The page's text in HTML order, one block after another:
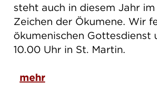
steht auch in diesem Jahr im
Zeichen der Ökumene. Wir
ökumenischen Gottesdienst
10.00 Uhr in St. Martin.
mehr